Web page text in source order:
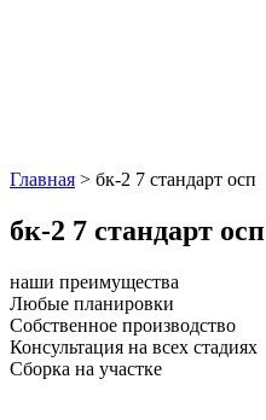
Главная > бк-2 7 стандарт осп
бк-2 7 стандарт осп
наши преимущества
Любые планировки
Собственное производство
Консультация на всех стадиях
Сборка на участке